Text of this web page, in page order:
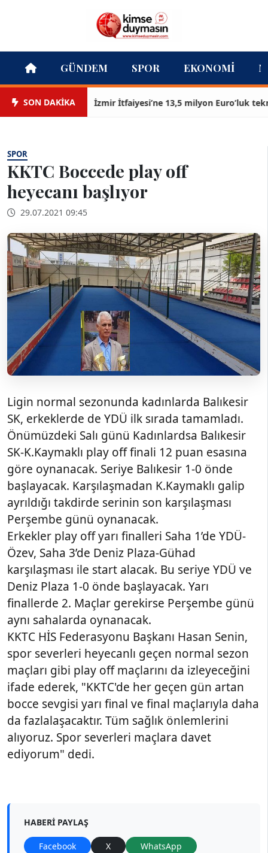
GÜNDEM SPOR EKONOMI
SON DAKİKAİzmir İtfaiyesi’ne 13,5 milyon Euro’luk teknoloji
SPOR
KKTC Boccede play off
heyecanı başlıyor
29.07.2021 09:45
Ligin normal sezonunda kadınlarda Balıkesir
SK, erkeklerde de YDÜ ilk sırada tamamladı.
Önümüzdeki Salı günü Kadınlardsa Balıkesir
SK-K.Kaymaklı play off finali 12 puan esasına
göre oynanacak. Seriye Balıkesir 1-0 önde
başlayacak. Karşılaşmadan K.Kaymaklı galip
ayrıldığı takdirde serinin son karşılaşması
Perşembe günü oynanacak.
Erkekler play off yarı finalleri Saha 1’de YDÜ-
Özev, Saha 3’de Deniz Plaza-Gühad
karşılaşması ile start alacak. Bu seriye YDÜ ve
Deniz Plaza 1-0 önde başlayacak. Yarı
finallerde 2. Maçlar gerekirse Perşembe günü
aynı sahalarda oynanacak.
KKTC HİS Federasyonu Başkanı Hasan Senin,
spor severleri heyecanlı geçen normal sezon
maçları gibi play off maçlarını da izleyeceğini
ifade ederek, "KKTC'de her geçen gün artan
bocce sevgisi yarı final ve final maçlarıyla daha
da fazlalaşacaktır. Tüm sağlık önlemlerini
alıyoruz. Spor severleri maçlara davet
ediyorum" dedi.
HABERI PAYLAŞ
Facebook X WhatsApp